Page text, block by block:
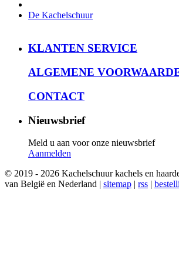
De Kachelschuur
KLANTEN SERVICE
ALGEMENE
CONTACT
Nieuwsbrief
Meld u aan voor onze nieuwsbrief
Aanmelden
© 2019 - 2026 Kachelschuur kachels en
van België en Nederland | sitemap | rss |